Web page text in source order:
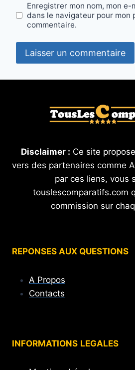
Enregistrer mon nom, mon e-
dans le navigateur pour mon
commentaire.
Disclaimer : Ce site
vers des partenaires comme
par ces liens, vous
touslescomparatifs.com
commission sur
REPONSES AUX QUESTIONS
A Propos
Contacts
INFORMATIONS LEGALES